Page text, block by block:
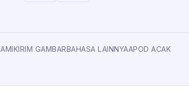
KIRIM GAMBARBAHASA LAINNYAAPOD ACAK